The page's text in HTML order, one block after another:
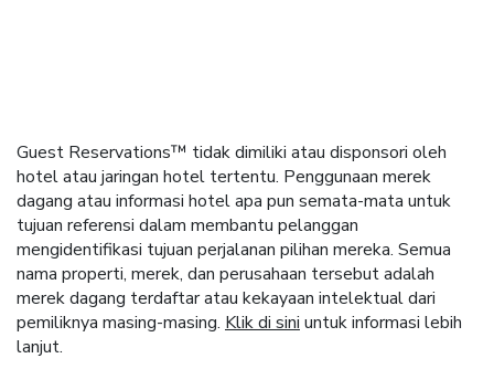
Guest Reservations™ tidak dimiliki atau disponsori oleh
hotel atau jaringan hotel tertentu. Penggunaan merek
dagang atau informasi hotel apa pun semata-mata untuk
tujuan referensi dalam membantu pelanggan
mengidentifikasi tujuan perjalanan pilihan mereka. Semua
nama properti, merek, dan perusahaan tersebut adalah
merek dagang terdaftar atau kekayaan intelektual dari
pemiliknya masing-masing. Klik di sini untuk informasi lebih
lanjut.